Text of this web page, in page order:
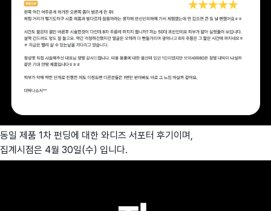
동일 제품 1차 펀딩에 대한 와디즈 서포터 후기이며,
집계시점은 4월 30일(수) 입니다.